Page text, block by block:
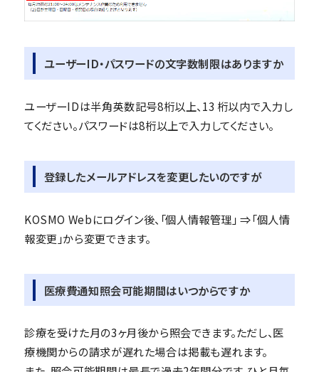
ユーザーID・パスワードの文字数制限はありますか
ユーザーIDは半角英数記号8桁以上、13 桁以内で入力し
てください。パスワードは8桁以上で入力してください。
登録したメールアドレスを変更したいのですが
KOSMO Webにログイン後、「個人情報管理」 ⇒「個人情
報変更」から変更できます。
医療費通知照会可能期間はいつからですか
診療を受けた月の3ヶ月後から照会できます。ただし、医
療機関からの請求が遅れた場合は掲載も遅れます。